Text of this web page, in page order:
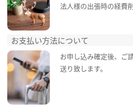
法人様の出張時の経費
お支払い方法について
お申し込み確定後、ご
送り致します。